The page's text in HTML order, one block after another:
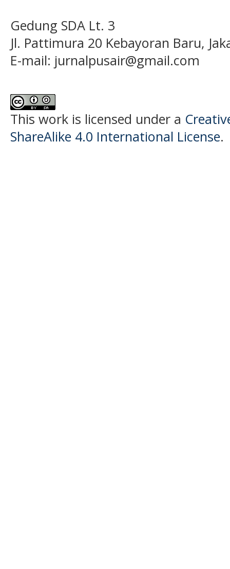
Gedung SDA Lt. 3
Jl. Pattimura 20 Kebayoran Baru,
E-mail: jurnalpusair@gmail.com
This work is licensed under a
ShareAlike 4.0 International License.